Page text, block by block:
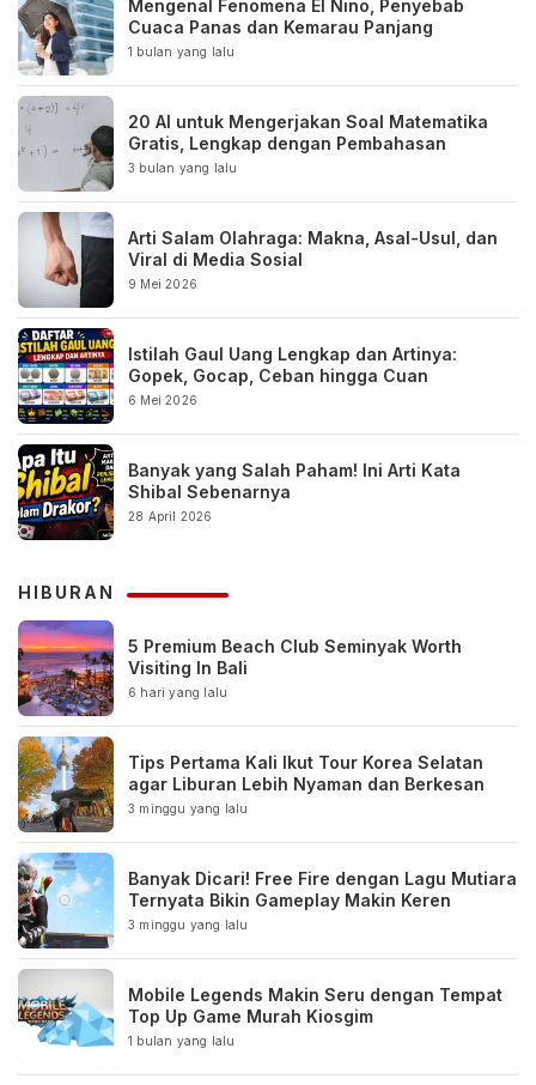
Mengenal Fenomena El Nino, Penyebab
Cuaca Panas dan Kemarau Panjang
1 bulan yang lalu
20 AI untuk Mengerjakan Soal Matematika
Gratis, Lengkap dengan Pembahasan
3 bulan yang lalu
Arti Salam Olahraga: Makna, Asal-Usul, dan
Viral di Media Sosial
9 Mei 2026
Istilah Gaul Uang Lengkap dan Artinya:
Gopek, Gocap, Ceban hingga Cuan
6 Mei 2026
Banyak yang Salah Paham! Ini Arti Kata
Shibal Sebenarnya
28 April 2026
HIBURAN
5 Premium Beach Club Seminyak Worth
Visiting In Bali
6 hari yang lalu
Tips Pertama Kali Ikut Tour Korea Selatan
agar Liburan Lebih Nyaman dan Berkesan
3 minggu yang lalu
Banyak Dicari! Free Fire dengan Lagu Mutiara
Ternyata Bikin Gameplay Makin Keren
3 minggu yang lalu
Mobile Legends Makin Seru dengan Tempat
Top Up Game Murah Kiosgim
1 bulan yang lalu